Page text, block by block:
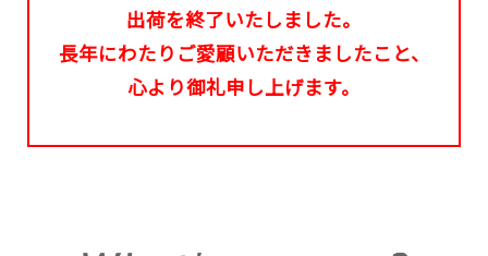
出荷を終了いたしました。
長年にわたりご愛顧いただきましたこと、
心より御礼申し上げます。